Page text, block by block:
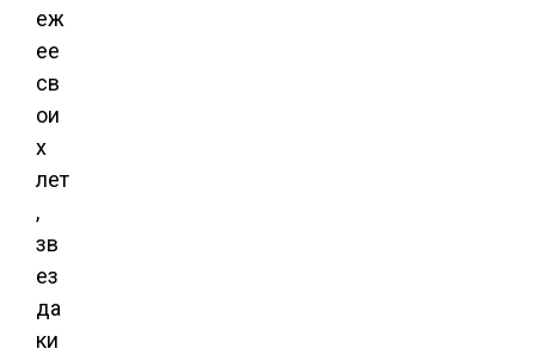
еж
ее
св
ои
х
лет
,
зв
ез
да
ки